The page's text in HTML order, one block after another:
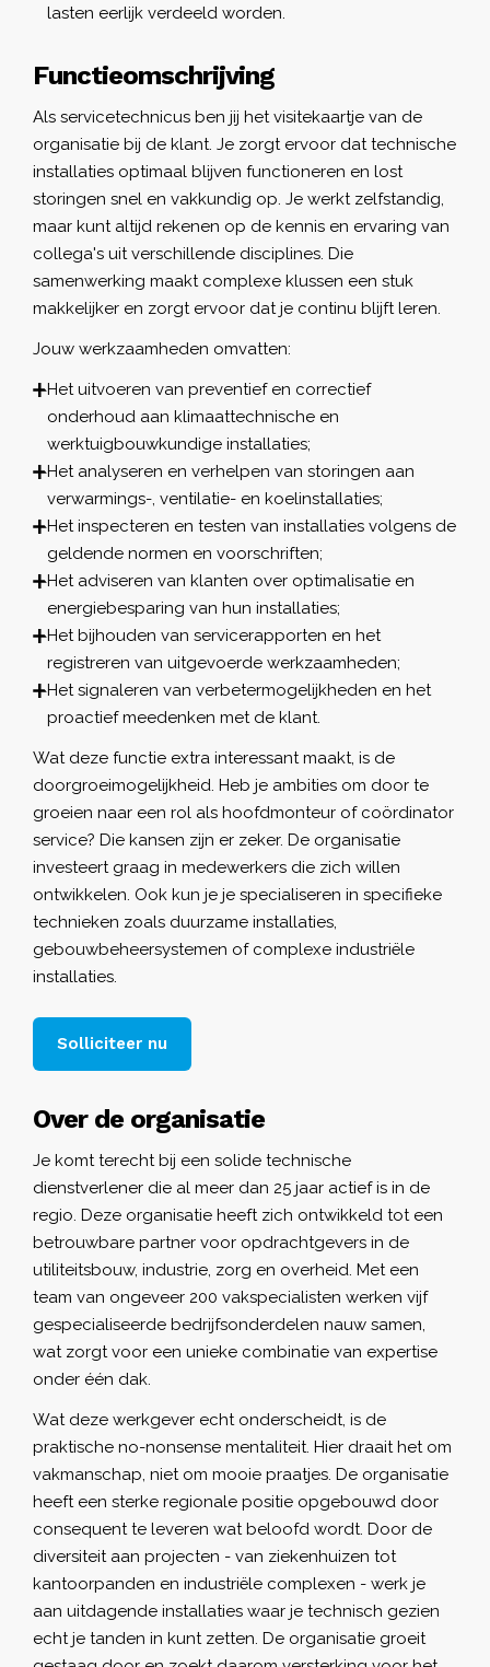
lasten eerlijk verdeeld worden.
Functieomschrijving
Als servicetechnicus ben jij het visitekaartje van de
organisatie bij de klant. Je zorgt ervoor dat technische
installaties optimaal blijven functioneren en lost
storingen snel en vakkundig op. Je werkt zelfstandig,
maar kunt altijd rekenen op de kennis en ervaring van
collega's uit verschillende disciplines. Die
samenwerking maakt complexe klussen een stuk
makkelijker en zorgt ervoor dat je continu blijft leren.
Jouw werkzaamheden omvatten:
Het uitvoeren van preventief en correctief
onderhoud aan klimaattechnische en
werktuigbouwkundige installaties;
Het analyseren en verhelpen van storingen aan
verwarmings-, ventilatie- en koelinstallaties;
Het inspecteren en testen van installaties volgens de
geldende normen en voorschriften;
Het adviseren van klanten over optimalisatie en
energiebesparing van hun installaties;
Het bijhouden van servicerapporten en het
registreren van uitgevoerde werkzaamheden;
Het signaleren van verbetermogelijkheden en het
proactief meedenken met de klant.
Wat deze functie extra interessant maakt, is de
doorgroeimogelijkheid. Heb je ambities om door te
groeien naar een rol als hoofdmonteur of coördinator
service? Die kansen zijn er zeker. De organisatie
investeert graag in medewerkers die zich willen
ontwikkelen. Ook kun je je specialiseren in specifieke
technieken zoals duurzame installaties,
gebouwbeheersystemen of complexe industriële
installaties.
Solliciteer nu
Over de organisatie
Je komt terecht bij een solide technische
dienstverlener die al meer dan 25 jaar actief is in de
regio. Deze organisatie heeft zich ontwikkeld tot een
betrouwbare partner voor opdrachtgevers in de
utiliteitsbouw, industrie, zorg en overheid. Met een
team van ongeveer 200 vakspecialisten werken vijf
gespecialiseerde bedrijfsonderdelen nauw samen,
wat zorgt voor een unieke combinatie van expertise
onder één dak.
Wat deze werkgever echt onderscheidt, is de
praktische no-nonsense mentaliteit. Hier draait het om
vakmanschap, niet om mooie praatjes. De organisatie
heeft een sterke regionale positie opgebouwd door
consequent te leveren wat beloofd wordt. Door de
diversiteit aan projecten - van ziekenhuizen tot
kantoorpanden en industriële complexen - werk je
aan uitdagende installaties waar je technisch gezien
echt je tanden in kunt zetten. De organisatie groeit